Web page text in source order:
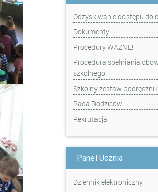
Odzyskiwanie dostępu do
Dokumenty
Procedury WAŻNE!
Procedura spełniania
szkolnego
Szkolny zestaw
Rada Rodziców
Rekrutacja
Panel Ucznia
Dziennik elektroniczny